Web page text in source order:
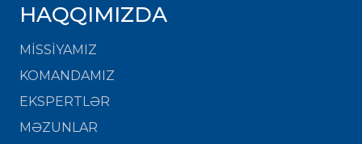
HAQQIMIZDA
MISSIYAMIZ
KOMANDAMIZ
EKSPERTLƏR
MƏZUNLAR